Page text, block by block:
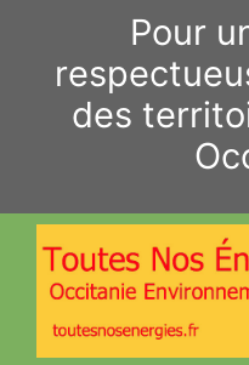
contenu
Pour
des